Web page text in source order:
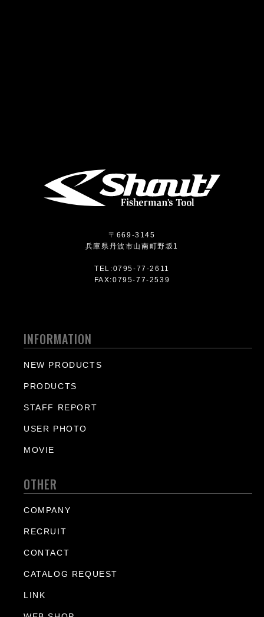
〒669-3145
兵庫県丹波市山南町野坂1
TEL:0795-77-2611
FAX:0795-77-2539
INFORMATION
NEW PRODUCTS
PRODUCTS
STAFF REPORT
USER PHOTO
MOVIE
OTHER
COMPANY
RECRUIT
CONTACT
CATALOG REQUEST
LINK